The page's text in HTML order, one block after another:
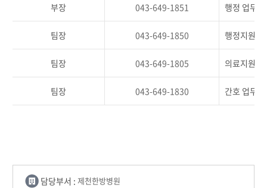
부장 043-649-1851 행정 업무
팀장 043-649-1850 행정지원업
팀장 043-649-1805 의료지원
팀장 043-649-1830 간호 업무
담당부서 : 제천한방병원